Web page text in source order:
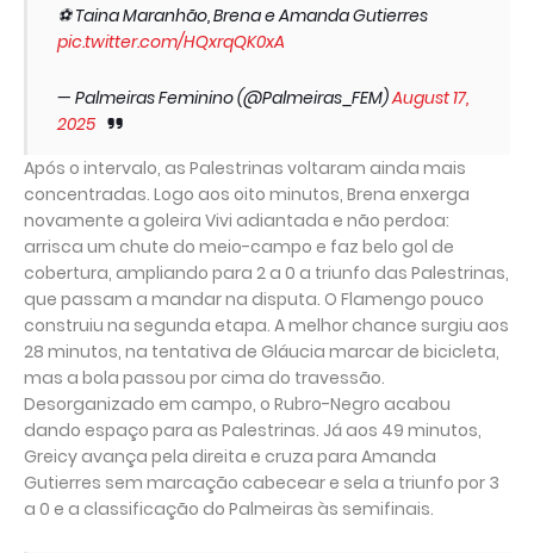
⚽ Taina Maranhão, Brena e Amanda Gutierres
pic.twitter.com/HQxrqQK0xA
— Palmeiras Feminino (@Palmeiras_FEM)August 17,
2025
Após o intervalo, as Palestrinas voltaram ainda mais
concentradas. Logo aos oito minutos, Brena enxerga
novamente a goleira Vivi adiantada e não perdoa:
arrisca um chute do meio-campo e faz belo gol de
cobertura, ampliando para 2 a 0 a triunfo das Palestrinas,
que passam a mandar na disputa. O Flamengo pouco
construiu na segunda etapa. A melhor chance surgiu aos
28 minutos, na tentativa de Gláucia marcar de bicicleta,
mas a bola passou por cima do travessão.
Desorganizado em campo, o Rubro-Negro acabou
dando espaço para as Palestrinas. Já aos 49 minutos,
Greicy avança pela direita e cruza para Amanda
Gutierres sem marcação cabecear e sela a triunfo por 3
a 0 e a classificação do Palmeiras às semifinais.